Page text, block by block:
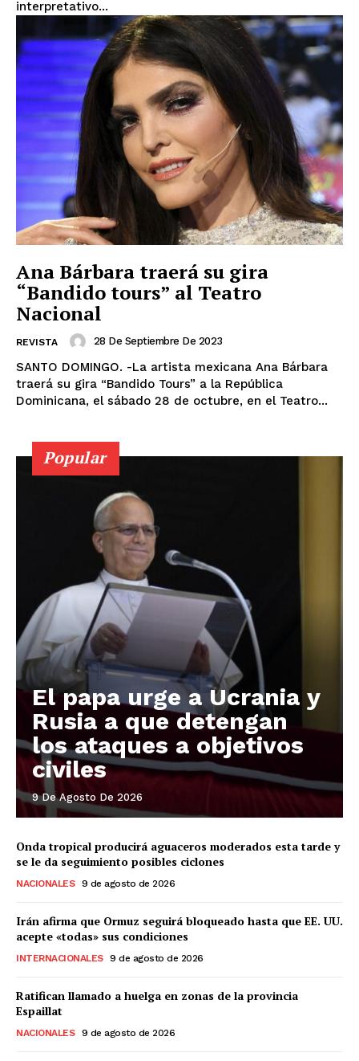
interpretativo...
Ana Bárbara traerá su gira
“Bandido tours” al Teatro
Nacional
REVISTA 28 De Septiembre De 2023
SANTO DOMINGO. -La artista mexicana Ana Bárbara
traerá su gira “Bandido Tours” a la República
Dominicana, el sábado 28 de octubre, en el Teatro...
Popular
El papa urge a Ucrania y
Rusia a que detengan
los ataques a objetivos
civiles
9 De Agosto De 2026
Onda tropical producirá aguaceros moderados esta tarde y
se le da seguimiento posibles ciclones
NACIONALES 9 de agosto de 2026
Irán afirma que Ormuz seguirá bloqueado hasta que EE. UU.
acepte «todas» sus condiciones
INTERNACIONALES 9 de agosto de 2026
Ratifican llamado a huelga en zonas de la provincia
Espaillat
NACIONALES 9 de agosto de 2026